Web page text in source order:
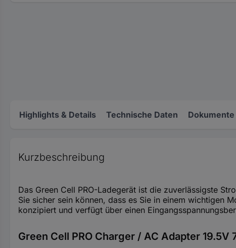
Highlights & Details Technische Daten
Kurzbeschreibung
Das Green Cell PRO-Ladegerät ist die zuverlässigste
Sie sicher sein können, dass es Sie in einem wichtigen
konzipiert und verfügt über einen
Green Cell PRO Charger / AC Adapter 19.5V